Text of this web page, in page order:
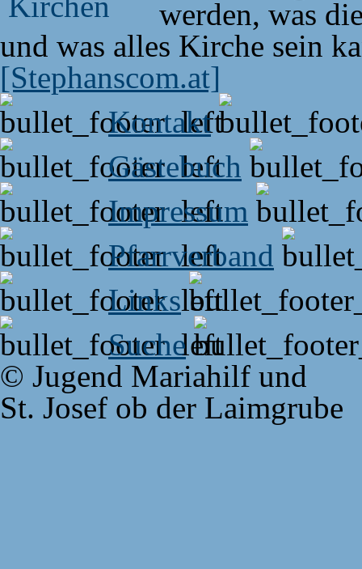
werden, was
und was alles Kirche sein
[Stephanscom.at]
Kontakt
Gästebuch
Impressum
Pfarrverband
Links
Suche
© Jugend Mariahilf und
St. Josef ob der Laimgrube